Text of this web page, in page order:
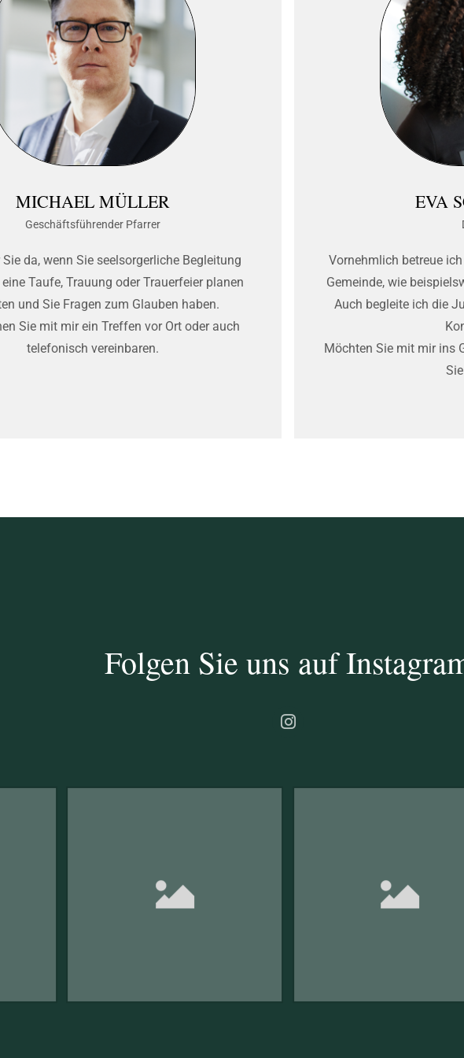
MICHAEL MÜLLER
Geschäftsführender Pfarrer
da, wenn Sie seelsorgerliche Begleitung
Taufe, Trauung oder Trauerfeier planen
und Sie Fragen zum Glauben haben.
Sie mit mir ein Treffen vor Ort oder auch
telefonisch vereinbaren.
EVA
Vornehmlich betreue
Gemeinde, wie
Auch begleite ich die
Möchten Sie mit mir ins
Folgen Sie uns auf